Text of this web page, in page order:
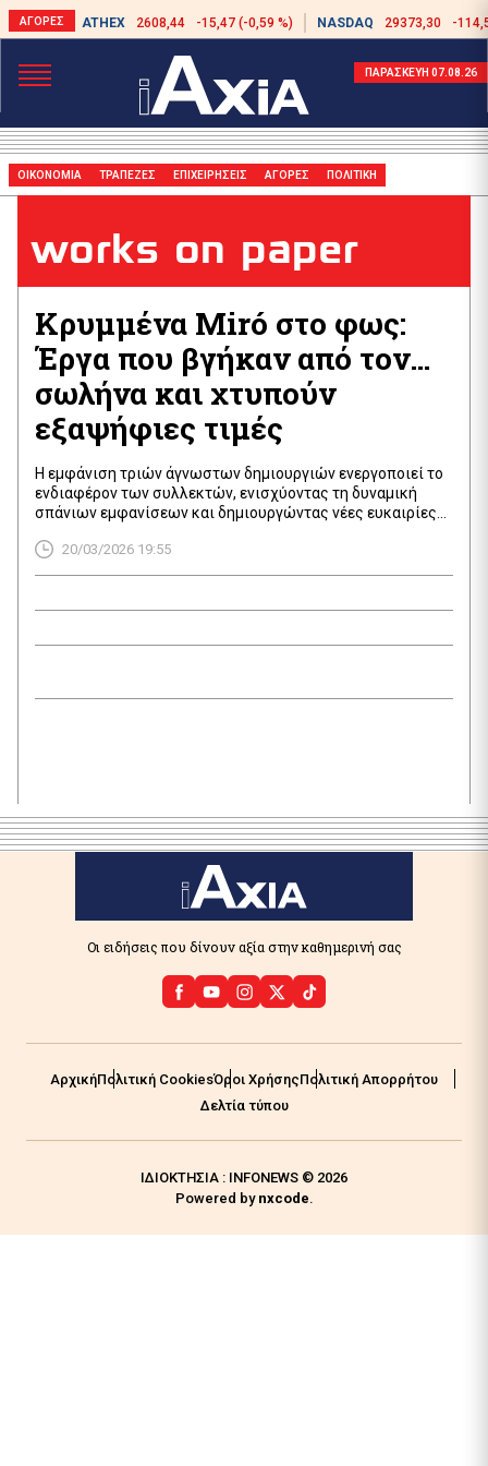
ATHEX 2608,44 -15,47 (-0,59 %) NASDAQ 29373,30 -
ΠΑΡΑΣΚΕΥΗ 07.08.26
ΟΙΚΟΝΟΜΙΑ ΤΡΑΠΕΖΕΣ ΕΠΙΧΕΙΡΗΣΕΙΣ ΑΓΟΡΕΣ ΠΟΛΙΤΙΚΗ
works on paper
Κρυμμένα Miró στο φως:
Έργα που βγήκαν από τον…
σωλήνα και χτυπούν
εξαψήφιες τιμές
Η εμφάνιση τριών άγνωστων δημιουργιών ενεργοποιεί το
ενδιαφέρον των συλλεκτών, ενισχύοντας τη δυναμική
σπάνιων εμφανίσεων και δημιουργώντας νέες ευκαιρίες
20/03/2026 19:55
Οι ειδήσεις που δίνουν αξία στην καθημερινή σας
ΑρχικήΠολιτική CookiesΌροι ΧρήσηςΠολιτική Απορρήτου
Δελτία τύπου
ΙΔΙΟΚΤΗΣΙΑ : INFONEWS © 2026
Powered by nxcode.